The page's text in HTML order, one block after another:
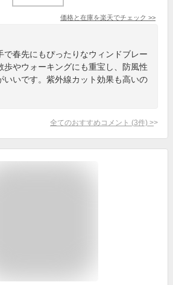
価格と在庫を楽天でチェック >>
で春先にもぴったりなウィンドブレー
歩やウォーキングにも重宝し、防風性
いいです。紫外線カット効果も高いの
全てのおすすめコメント (3件) >